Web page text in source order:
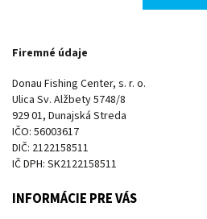
Firemné údaje
Donau Fishing Center, s. r. o.
Ulica Sv. Alžbety 5748/8
929 01, Dunajská Streda
IČO: 56003617
DIČ: 2122158511
IČ DPH: SK2122158511
INFORMÁCIE PRE VÁS